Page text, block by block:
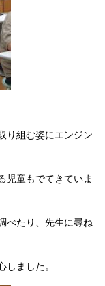
り組む姿にエンジン
児童もでてきていま
べたり、先生に尋ね
ました。